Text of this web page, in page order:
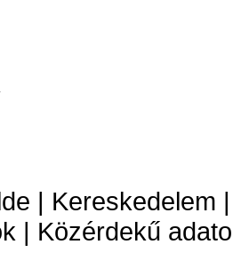
| Kereskedelem
| Közérdekű